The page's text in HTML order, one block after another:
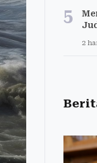
5
2